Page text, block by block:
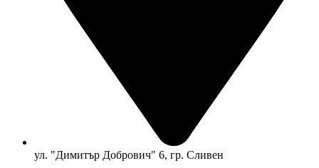
ул. "Димитър Добрович" 6, гр. Сливен